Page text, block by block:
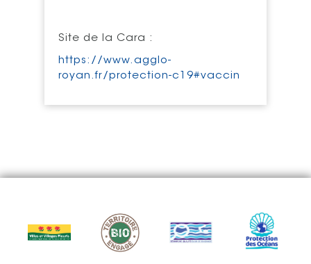
Site de la Cara :
https://www.agglo-
royan.fr/protection-c19#vaccin